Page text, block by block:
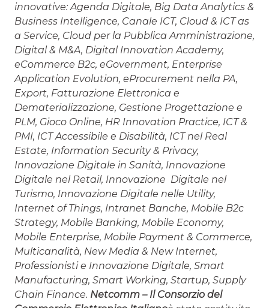
innovative: Agenda Digitale, Big Data Analytics &
Business Intelligence, Canale ICT, Cloud & ICT as
a Service, Cloud per la Pubblica Amministrazione,
Digital & M&A, Digital Innovation Academy,
eCommerce B2c, eGovernment, Enterprise
Application Evolution, eProcurement nella PA,
Export, Fatturazione Elettronica e
Dematerializzazione, Gestione Progettazione e
PLM, Gioco Online, HR Innovation Practice, ICT &
PMI, ICT Accessibile e Disabilità, ICT nel Real
Estate, Information Security & Privacy,
Innovazione Digitale in Sanità, Innovazione
Digitale nel Retail, Innovazione Digitale nel
Turismo, Innovazione Digitale nelle Utility,
Internet of Things, Intranet Banche, Mobile B2c
Strategy, Mobile Banking, Mobile Economy,
Mobile Enterprise, Mobile Payment & Commerce,
Multicanalità, New Media & New Internet,
Professionisti e Innovazione Digitale, Smart
Manufacturing, Smart Working, Startup, Supply
Chain Finance. Netcomm – Il Consorzio del